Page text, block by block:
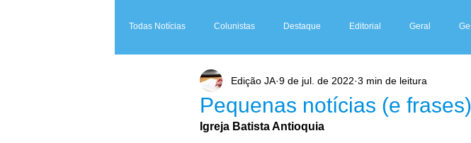
Todas Notícias Colunistas Destaque Editorial Geral
Teologia & Prática A Igreja e a Lei Artigos, Sermões & Esboços
Pequenas notícias (e
Edição JA 9 de jul. de 2022 3 min de leitura
Igreja Batista Antioquia